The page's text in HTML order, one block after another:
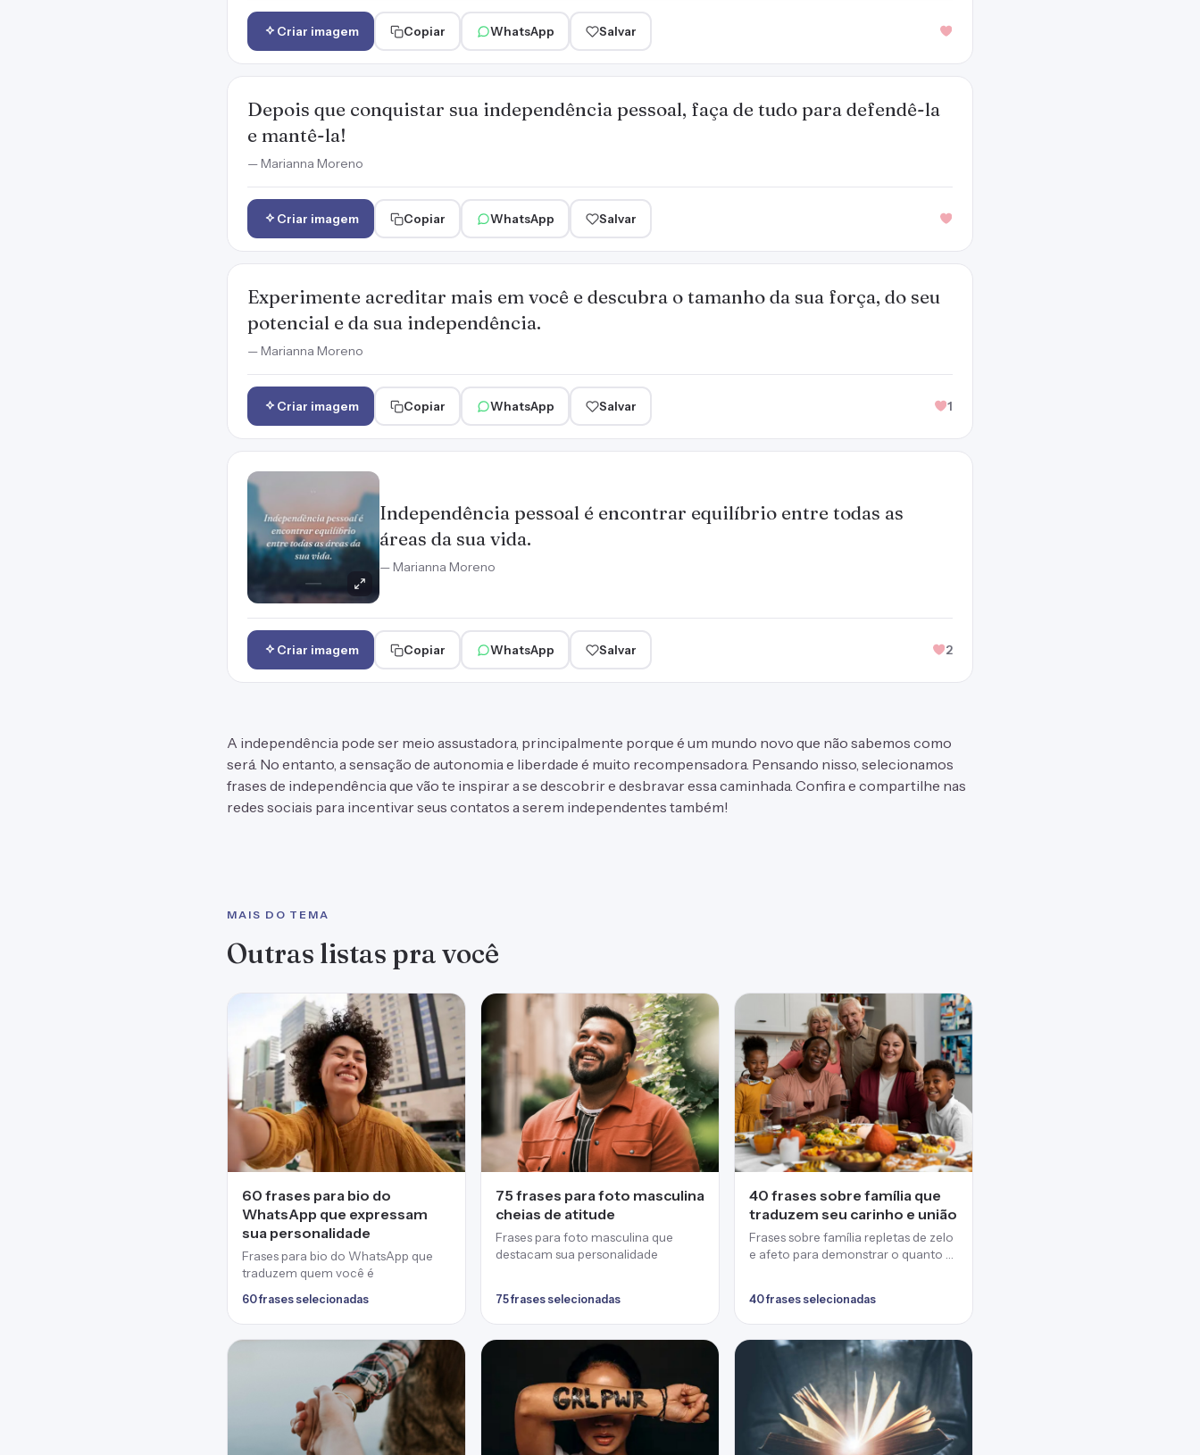
Criar imagem Copiar WhatsApp Salvar
Depois que conquistar sua independência pessoal, faça de tudo para defendê-la
e mantê-la!
— Marianna Moreno
Criar imagem Copiar WhatsApp Salvar
Experimente acreditar mais em você e descubra o tamanho da sua força, do seu
potencial e da sua independência.
— Marianna Moreno
Criar imagem Copiar WhatsApp Salvar 1
Independência pessoal é encontrar equilíbrio entre todas as
áreas da sua vida.
— Marianna Moreno
Criar imagem Copiar WhatsApp Salvar 2
A independência pode ser meio assustadora, principalmente porque é um mundo novo que não sabemos como
será. No entanto, a sensação de autonomia e liberdade é muito recompensadora. Pensando nisso, selecionamos
frases de independência que vão te inspirar a se descobrir e desbravar essa caminhada. Confira e compartilhe nas
redes sociais para incentivar seus contatos a serem independentes também!
MAIS DO TEMA
Outras listas pra você
60 frases para bio do
WhatsApp que expressam
sua personalidade
Frases para bio do WhatsApp que
traduzem quem você é
60 frases selecionadas
75 frases para foto masculina
cheias de atitude
Frases para foto masculina que
destacam sua personalidade
75 frases selecionadas
40 frases sobre família que
traduzem seu carinho e união
Frases sobre família repletas de zelo
e afeto para demonstrar o quanto a
40 frases selecionadas